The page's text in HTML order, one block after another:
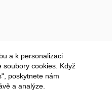
a k personalizaci
soubory cookies. Když
poskytnete nám
a analýze.